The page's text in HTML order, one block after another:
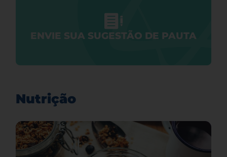
ENVIE SUA SUGESTÃO DE PAUTA
Nutrição